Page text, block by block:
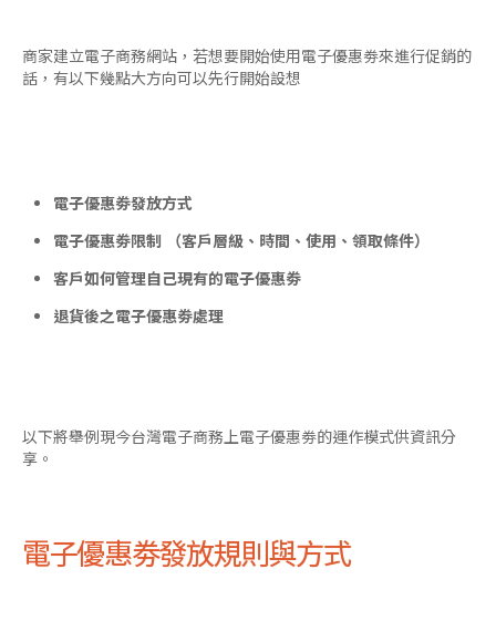
商家建立電子商務網站，若想要開始使用電子優惠劵來進行促銷的
話，有以下幾點大方向可以先行開始設想
電子優惠劵發放方式
電子優惠劵限制 （客戶層級、時間、使用、領取條件）
客戶如何管理自己現有的電子優惠劵
退貨後之電子優惠劵處理
以下將舉例現今台灣電子商務上電子優惠劵的運作模式供資訊分
享。
電子優惠劵發放規則與方式